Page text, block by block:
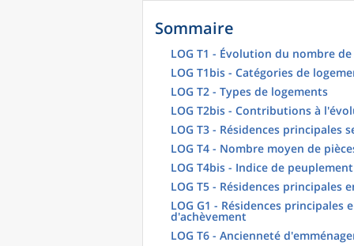
Sommaire
LOG T1 - Évolution du nombre
LOG T1bis - Catégories de
LOG T2 - Types de logements
LOG T2bis - Contributions à
LOG T3 - Résidences principales
LOG T4 - Nombre moyen de
LOG T4bis - Indice de
LOG T5 - Résidences principales
LOG G1 - Résidences
d'achèvement
LOG T6 - Ancienneté